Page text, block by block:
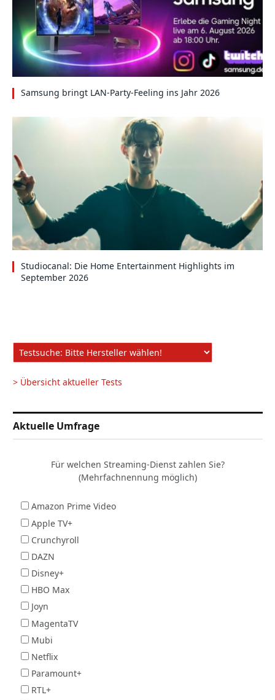
Samsung bringt LAN-Party-Feeling ins Jahr 2026
Studiocanal: Die Home Entertainment Highlights im
September 2026
> Übersicht aktueller Tests
Aktuelle Umfrage
Für welchen Streaming-Dienst zahlen Sie?
(Mehrfachnennung möglich)
Amazon Prime Video
Apple TV+
Crunchyroll
DAZN
Disney+
HBO Max
Joyn
MagentaTV
Mubi
Netflix
Paramount+
RTL+